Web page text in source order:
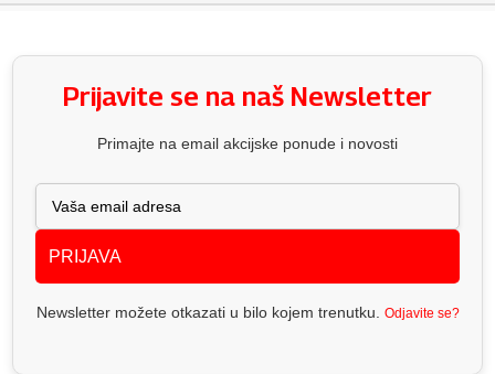
Prijavite se na naš Newsletter
Primajte na email akcijske ponude i novosti
PRIJAVA
Newsletter možete otkazati u bilo kojem trenutku. Odjavite se?